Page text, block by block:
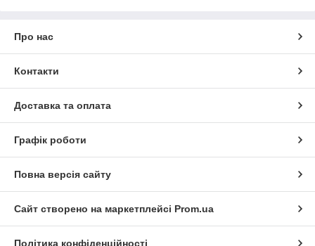
Про нас
Контакти
Доставка та оплата
Графік роботи
Повна версія сайту
Сайт створено на маркетплейсі Prom.ua
Політика конфіденційності